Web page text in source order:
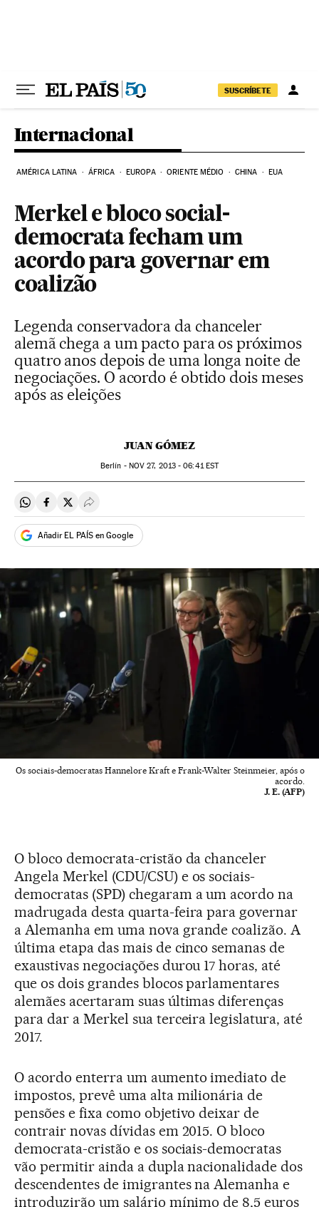
SUSCRÍBETE
Internacional
AMÉRICA LATINA ÁFRICA EUROPA ORIENTE MÉDIO CHINA EUA
Merkel e bloco social-
democrata fecham um
acordo para governar em
coalizão
Legenda conservadora da chanceler
alemã chega a um pacto para os próximos
quatro anos depois de uma longa noite de
negociações. O acordo é obtido dois meses
após as eleições
JUAN GÓMEZ
Berlín - NOV 27, 2013 - 06:41EST
Compartir en Whatsapp
Compartir en Facebook
Compartir en Twitter
Desplegar Redes Sociales
Añadir EL PAÍS en Google
Os sociais-democratas Hannelore Kraft e Frank-Walter Steinmeier, após o
acordo.
J. E. (AFP)
O bloco democrata-cristão da chanceler
Angela Merkel (CDU/CSU) e os sociais-
democratas (SPD) chegaram a um acordo na
madrugada desta quarta-feira para governar
a Alemanha em uma nova grande coalizão. A
última etapa das mais de cinco semanas de
exaustivas negociações durou 17 horas, até
que os dois grandes blocos parlamentares
alemães acertaram suas últimas diferenças
para dar a Merkel sua terceira legislatura, até
2017.
O acordo enterra um aumento imediato de
impostos, prevê uma alta milionária de
pensões e fixa como objetivo deixar de
contrair novas dívidas em 2015. O bloco
democrata-cristão e os sociais-democratas
vão permitir ainda a dupla nacionalidade dos
descendentes de imigrantes na Alemanha e
introduzirão um salário mínimo de 8,5 euros